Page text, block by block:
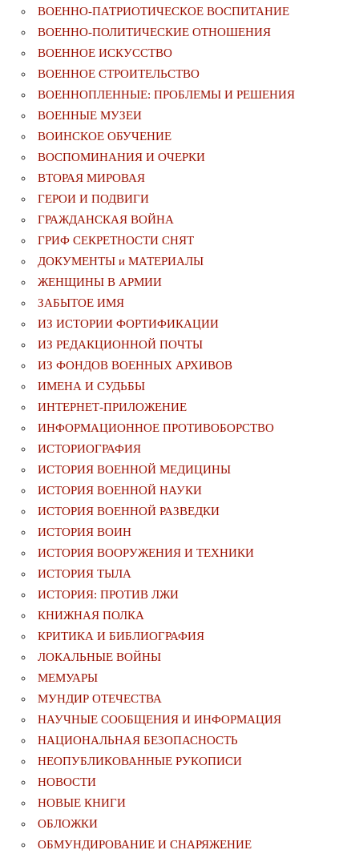
ВОЕННО-ПАТРИОТИЧЕСКОЕ ВОСПИТАНИЕ
ВОЕННО-ПОЛИТИЧЕСКИE ОТНОШЕНИЯ
ВОЕННОЕ ИСКУССТВО
ВОЕННОЕ СТРОИТЕЛЬСТВО
ВОЕННОПЛЕННЫЕ: ПРОБЛЕМЫ И РЕШЕНИЯ
ВОЕННЫЕ МУЗЕИ
ВОИНСКОЕ ОБУЧЕНИЕ
ВОСПОМИНАНИЯ И ОЧЕРКИ
ВТОРАЯ МИРОВАЯ
ГЕРОИ И ПОДВИГИ
ГРАЖДАНСКАЯ ВОЙНА
ГРИФ СЕКРЕТНОСТИ СНЯТ
ДОКУМЕНТЫ и МАТЕРИАЛЫ
ЖЕНЩИНЫ В АРМИИ
ЗАБЫТОЕ ИМЯ
ИЗ ИСТОРИИ ФОРТИФИКАЦИИ
ИЗ РЕДАКЦИОННОЙ ПОЧТЫ
ИЗ ФОНДОВ ВОЕННЫХ АРХИВОВ
ИМЕНА И СУДЬБЫ
ИНТЕРНЕТ-ПРИЛОЖЕНИЕ
ИНФОРМАЦИОННОЕ ПРОТИВОБОРСТВО
ИСТОРИОГРАФИЯ
ИСТОРИЯ ВОЕННОЙ МЕДИЦИНЫ
ИСТОРИЯ ВОЕННОЙ НАУКИ
ИСТОРИЯ ВОЕННОЙ РАЗВЕДКИ
ИСТОРИЯ ВОИН
ИСТОРИЯ ВООРУЖЕНИЯ И ТЕХНИКИ
ИСТОРИЯ ТЫЛА
ИСТОРИЯ: ПРОТИВ ЛЖИ
КНИЖНАЯ ПОЛКА
КРИТИКА И БИБЛИОГРАФИЯ
ЛОКАЛЬНЫЕ ВОЙНЫ
МЕМУАРЫ
МУНДИР ОТЕЧЕСТВА
НАУЧНЫЕ СООБЩЕНИЯ И ИНФОРМАЦИЯ
НАЦИОНАЛЬНАЯ БЕЗОПАСНОСТЬ
НЕОПУБЛИКОВАННЫЕ РУКОПИСИ
НОВОСТИ
НОВЫЕ КНИГИ
ОБЛОЖКИ
ОБМУНДИРОВАНИЕ И СНАРЯЖЕНИЕ